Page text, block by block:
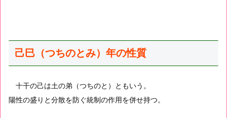
己巳（つちのとみ）年の性質
十干の己は土の弟（つちのと）ともいう。
陽性の盛りと分散を防ぐ統制の作用を併せ持つ。